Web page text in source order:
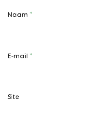
Naam *
E-mail *
Site